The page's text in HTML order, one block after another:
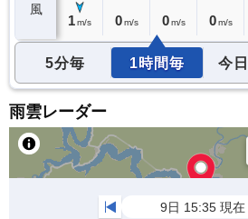
風
1 m/s 0 m/s 0 m/s 0 m/s
5分毎 1時間毎 今
雨雲レーダー